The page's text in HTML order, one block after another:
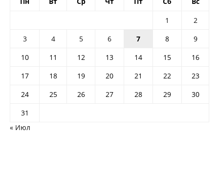
1
2
3
4 5 6 7 8
9
10
11 12 13 14 15
16
17
18 19 20 21 22
23
24
25 26 27 28 29
30
31
« Июл